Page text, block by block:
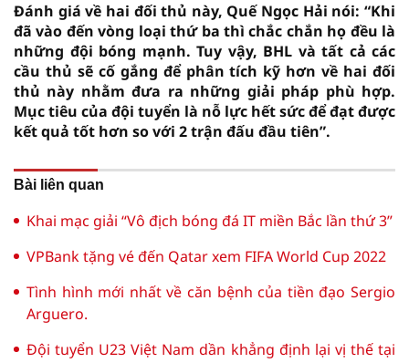
Đánh giá về hai đối thủ này, Quế Ngọc Hải nói: “Khi
đã vào đến vòng loại thứ ba thì chắc chắn họ đều là
những đội bóng mạnh. Tuy vậy, BHL và tất cả các
cầu thủ sẽ cố gắng để phân tích kỹ hơn về hai đối
thủ này nhằm đưa ra những giải pháp phù hợp.
Mục tiêu của đội tuyển là nỗ lực hết sức để đạt được
kết quả tốt hơn so với 2 trận đấu đầu tiên”.
Bài liên quan
Khai mạc giải “Vô địch bóng đá IT miền Bắc lần thứ 3”
VPBank tặng vé đến Qatar xem FIFA World Cup 2022
Tình hình mới nhất về căn bệnh của tiền đạo Sergio
Arguero.
Đội tuyển U23 Việt Nam dần khẳng định lại vị thế tại